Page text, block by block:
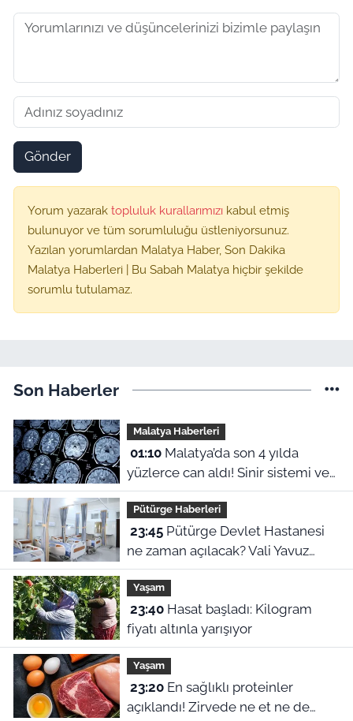
Gönder
Yorum yazarak topluluk kurallarımızı kabul etmiş
bulunuyor ve tüm sorumluluğu üstleniyorsunuz.
Yazılan yorumlardan Malatya Haber, Son Dakika
Malatya Haberleri | Bu Sabah Malatya hiçbir şekilde
sorumlu tutulamaz.
Son Haberler
Malatya Haberleri
01:10Malatya’da son 4 yılda
yüzlerce can aldı! Sinir sistemi ve
duyu organı hastalıklarında şok
veriler
Pütürge Haberleri
23:45Pütürge Devlet Hastanesi
ne zaman açılacak? Vali Yavuz
açıkladı
Yaşam
23:40Hasat başladı: Kilogram
fiyatı altınla yarışıyor
Yaşam
23:20En sağlıklı proteinler
açıklandı! Zirvede ne et ne de